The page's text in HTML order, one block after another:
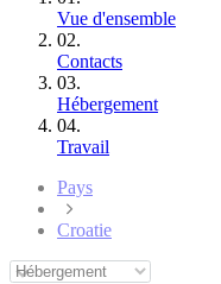
Vue d'ensemble
02.
Contacts
03.
Hébergement
04.
Travail
Pays
Croatie